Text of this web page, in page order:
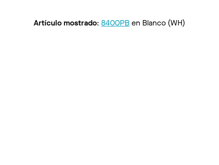
Artículo mostrado: 8400PBen Blanco (WH)